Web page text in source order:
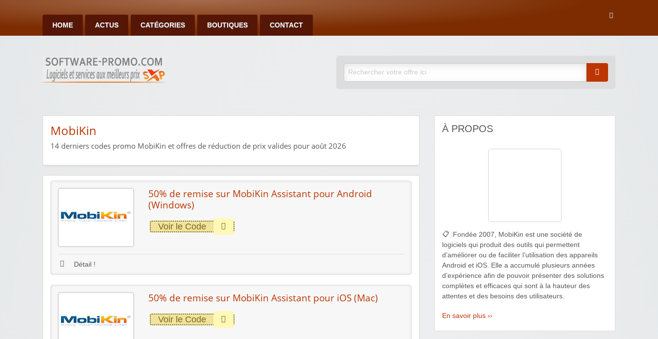
HOME ACTUS CATÉGORIES BOUTIQUES CONTACT
MobiKin
14 derniers codes promo MobiKin et offres de réduction de prix valides pour août 2026
50% de remise sur MobiKin Assistant pour Android
(Windows)
Voir le Code
Détail !
50% de remise sur MobiKin Assistant pour iOS (Mac)
Voir le Code
À PROPOS
📋 : Fondée 2007, MobiKin est une société de
logiciels qui produit des outils qui permettent
d’améliorer ou de faciliter l’utilisation des appareils
Android et iOS. Elle a accumulé plusieurs années
d’expérience afin de pouvoir présenter des solutions
complètes et efficaces qui sont à la hauteur des
attentes et des besoins des utilisateurs.
En savoir plus ››